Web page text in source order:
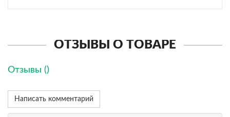
ОТЗЫВЫ О ТОВАРЕ
Отзывы ()
Написать комментарий